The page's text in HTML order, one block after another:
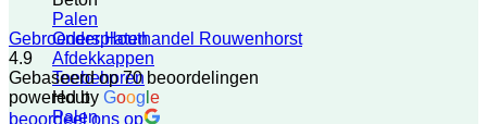
Palen
Onderplaten
Afdekkappen
Toebehoren
Hout
Palen
Gebroeders Houthandel Rouwenhorst
4.9
Gebaseerd op 70 beoordelingen
powered by Goog e
beoordeel ons op